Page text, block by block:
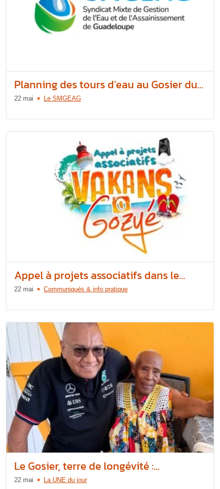
Planning des tours d’eau au Gosier du...
22 mai Le SMGEAG
Appel à projets associatifs dans le...
22 mai Communiqués & info pratique
Le Gosier, terre de longévité :...
22 mai La UNE du jour